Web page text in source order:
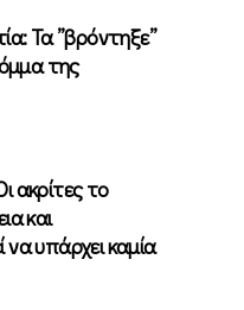
Τα ”βρόντηξε”
της
ακρίτες το
και
υπάρχει καμία